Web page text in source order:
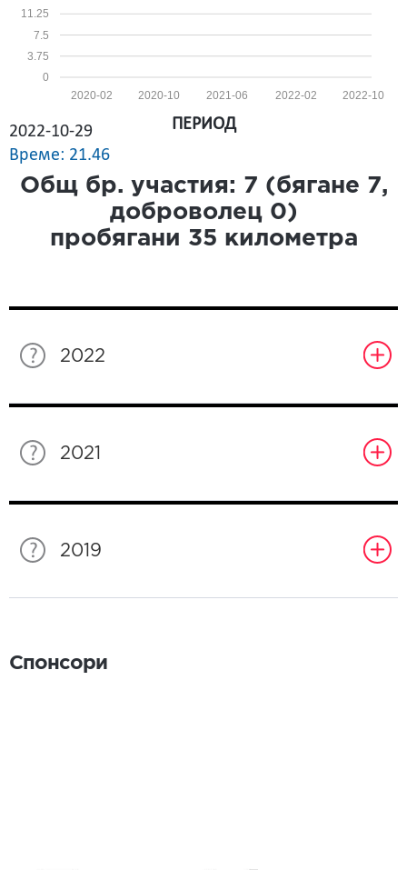
0
3.75
7.5
11.25
2022-10
2022-02
2021-06
2020-10
2020-02
2022-10-29
Време: 21.46
ПЕРИОД
Общ бр. участия: 7 (бягане 7,
доброволец 0)
пробягани 35 километра
2022
2021
2019
Спонсори